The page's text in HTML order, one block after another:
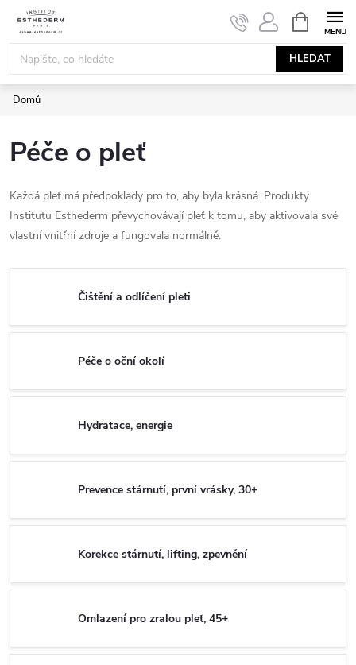
obsah
HLEDAT
NÁKUPNÍ
KOŠÍK
Domů
Péče o pleť
Každá pleť má předpoklady pro to, aby byla krásná. Produkty
Institutu Esthederm převychovávají pleť k tomu, aby aktivovala své
vlastní vnitřní zdroje a fungovala normálně.
Čištění a odlíčení pleti
Péče o oční okolí
Hydratace, energie
Prevence stárnutí, první vrásky, 30+
Korekce stárnutí, lifting, zpevnění
Omlazení pro zralou pleť, 45+